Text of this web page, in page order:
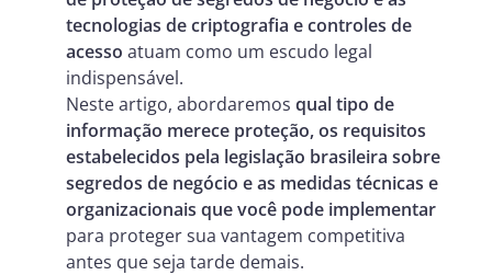
tecnologias de criptografia e controles de
acesso atuam como um escudo legal
indispensável.
Neste artigo, abordaremos qual tipo de
informação merece proteção, os requisitos
estabelecidos pela legislação brasileira sobre
segredos de negócio e as medidas técnicas e
organizacionais que você pode implementar
para proteger sua vantagem competitiva
antes que seja tarde demais.